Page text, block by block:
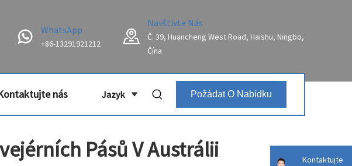
WhatsApp
+86-13291921212
Navštivte Nás
Č. 39, Huancheng West Road, Haishu, Ningbo,
Čína
nás Jazyk Požádat O Nabídku
Pásů V Austrálii
Kontaktujte